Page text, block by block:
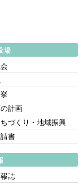
場
計画
ちづくり・地域振興
書
誌